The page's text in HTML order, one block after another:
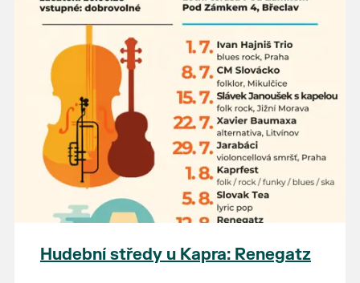
Hudební středy u Kapra: Renegatz